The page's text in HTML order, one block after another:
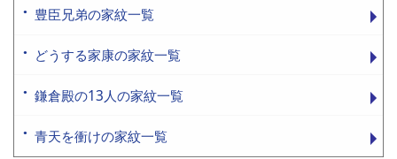
豊臣兄弟の家紋一覧
どうする家康の家紋一覧
鎌倉殿の13人の家紋一覧
青天を衝けの家紋一覧